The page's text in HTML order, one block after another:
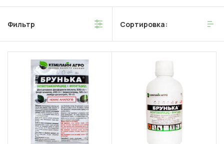
культур, как виноград, картофель, томаты, для борьбы с
Кроме этого, она улучшает устойчивость растений к
Фильтр Сортировка: